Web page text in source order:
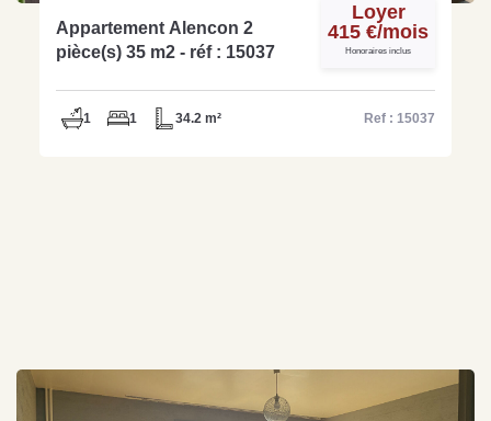
Appartement Alencon 2
pièce(s) 35 m2 - réf : 15037
Loyer
415 €/mois
Honoraires inclus
1 1 34.2 m² Ref : 15037